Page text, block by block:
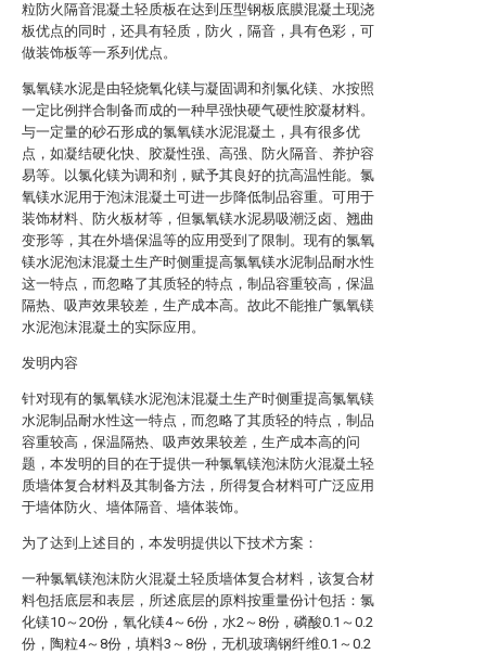
粒防火隔音混凝土轻质板在达到压型钢板底膜混凝土现浇
板优点的同时，还具有轻质，防火，隔音，具有色彩，可
做装饰板等一系列优点。
氯氧镁水泥是由轻烧氧化镁与凝固调和剂氯化镁、水按照
一定比例拌合制备而成的一种早强快硬气硬性胶凝材料。
与一定量的砂石形成的氯氧镁水泥混凝土，具有很多优
点，如凝结硬化快、胶凝性强、高强、防火隔音、养护容
易等。以氯化镁为调和剂，赋予其良好的抗高温性能。氯
氧镁水泥用于泡沫混凝土可进一步降低制品容重。可用于
装饰材料、防火板材等，但氯氧镁水泥易吸潮泛卤、翘曲
变形等，其在外墙保温等的应用受到了限制。现有的氯氧
镁水泥泡沫混凝土生产时侧重提高氯氧镁水泥制品耐水性
这一特点，而忽略了其质轻的特点，制品容重较高，保温
隔热、吸声效果较差，生产成本高。故此不能推广氯氧镁
水泥泡沫混凝土的实际应用。
发明内容
针对现有的氯氧镁水泥泡沫混凝土生产时侧重提高氯氧镁
水泥制品耐水性这一特点，而忽略了其质轻的特点，制品
容重较高，保温隔热、吸声效果较差，生产成本高的问
题，本发明的目的在于提供一种氯氧镁泡沫防火混凝土轻
质墙体复合材料及其制备方法，所得复合材料可广泛应用
于墙体防火、墙体隔音、墙体装饰。
为了达到上述目的，本发明提供以下技术方案：
一种氯氧镁泡沫防火混凝土轻质墙体复合材料，该复合材
料包括底层和表层，所述底层的原料按重量份计包括：氯
化镁10～20份，氧化镁4～6份，水2～8份，磷酸0.1～0.2
份，陶粒4～8份，填料3～8份，无机玻璃钢纤维0.1～0.2